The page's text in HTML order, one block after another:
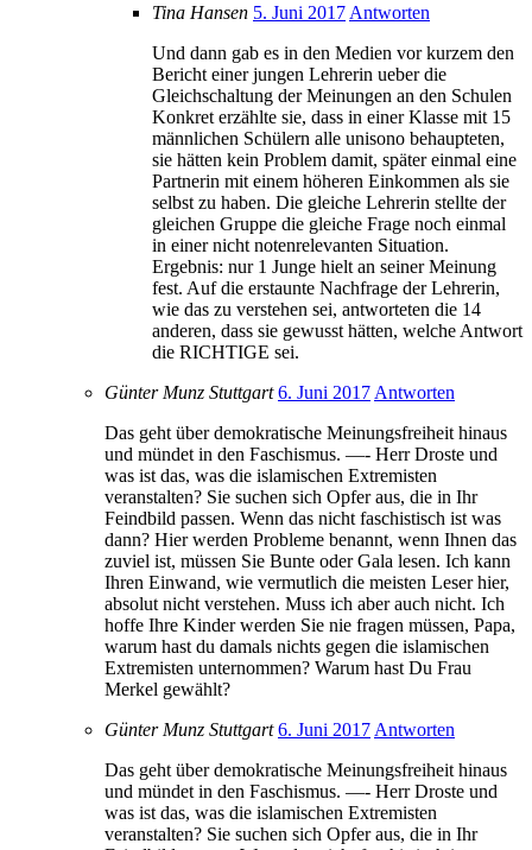
Tina Hansen 5. Juni 2017 Antworten
Und dann gab es in den Medien vor kurzem den
Bericht einer jungen Lehrerin ueber die
Gleichschaltung der Meinungen an den Schulen
Konkret erzählte sie, dass in einer Klasse mit 15
männlichen Schülern alle unisono behaupteten,
sie hätten kein Problem damit, später einmal eine
Partnerin mit einem höheren Einkommen als sie
selbst zu haben. Die gleiche Lehrerin stellte der
gleichen Gruppe die gleiche Frage noch einmal
in einer nicht notenrelevanten Situation.
Ergebnis: nur 1 Junge hielt an seiner Meinung
fest. Auf die erstaunte Nachfrage der Lehrerin,
wie das zu verstehen sei, antworteten die 14
anderen, dass sie gewusst hätten, welche Antwort
die RICHTIGE sei.
Günter Munz Stuttgart 6. Juni 2017 Antworten
Das geht über demokratische Meinungsfreiheit hinaus
und mündet in den Faschismus. —- Herr Droste und
was ist das, was die islamischen Extremisten
veranstalten? Sie suchen sich Opfer aus, die in Ihr
Feindbild passen. Wenn das nicht faschistisch ist was
dann? Hier werden Probleme benannt, wenn Ihnen das
zuviel ist, müssen Sie Bunte oder Gala lesen. Ich kann
Ihren Einwand, wie vermutlich die meisten Leser hier,
absolut nicht verstehen. Muss ich aber auch nicht. Ich
hoffe Ihre Kinder werden Sie nie fragen müssen, Papa,
warum hast du damals nichts gegen die islamischen
Extremisten unternommen? Warum hast Du Frau
Merkel gewählt?
Günter Munz Stuttgart 6. Juni 2017 Antworten
Das geht über demokratische Meinungsfreiheit hinaus
und mündet in den Faschismus. —- Herr Droste und
was ist das, was die islamischen Extremisten
veranstalten? Sie suchen sich Opfer aus, die in Ihr